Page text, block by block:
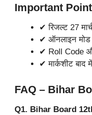
Important
✔ रिजल्ट 27
✔ ऑनलाइन मोड
✔ Roll Code
✔ मार्कशीट बाद
FAQ – Bihar
Q1. Bihar Board